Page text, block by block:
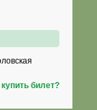
купить билет?